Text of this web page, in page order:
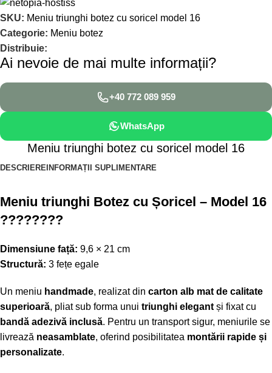
SKU: Meniu triunghi botez cu soricel model 16
Categorie: Meniu botez
Distribuie:
Ai nevoie de mai multe informații?
+40 772 089 959
WhatsApp
Meniu triunghi botez cu soricel model 16
DESCRIERE INFORMAȚII SUPLIMENTARE
Meniu triunghi Botez cu Șoricel – Model 16
????????
Dimensiune față: 9,6 × 21 cm
Structură: 3 fețe egale
Un meniu handmade, realizat din carton alb mat de calitate
superioară, pliat sub forma unui triunghi elegant și fixat cu
bandă adezivă inclusă. Pentru un transport sigur, meniurile se
livrează neasamblate, oferind posibilitatea montării rapide și
personalizate.